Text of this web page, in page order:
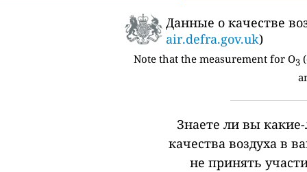
Данные о качестве
air.defra.gov.uk)
Note that the measurement for O3
Знаете ли вы
качества воздуха в
не принять